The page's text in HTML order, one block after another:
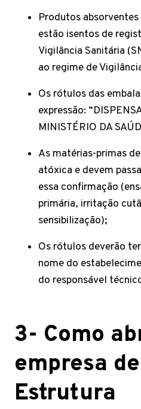
Produtos
estão isentos de
Vigilância Sanitária
ao regime de
Os rótulos das
expressão:
MINISTÉRIO DA
As matérias-primas
atóxica e devem
essa confirmação
primária, irritação
sensibilização);
Os rótulos deverão
nome do
do responsável
3- Como
empresa
Estrutura